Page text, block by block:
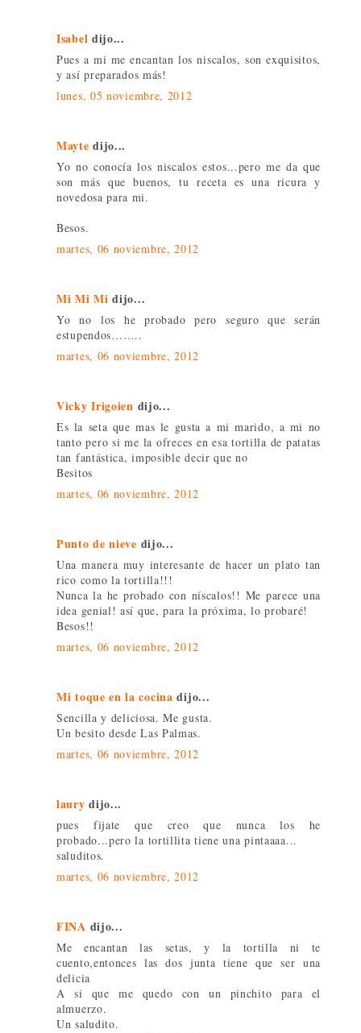
Isabel dijo...
Pues a mi me encantan los niscalos, son exquisitos,
y así preparados más!
lunes, 05 noviembre, 2012
Mayte dijo...
Yo no conocía los niscalos estos...pero me da que
son más que buenos, tu receta es una ricura y
novedosa para mi.
Besos.
martes, 06 noviembre, 2012
Mi Mi Mi dijo...
Yo no los he probado pero seguro que serán
estupendos……..
martes, 06 noviembre, 2012
Vicky Irigoien dijo...
Es la seta que mas le gusta a mi marido, a mi no
tanto pero si me la ofreces en esa tortilla de patatas
tan fantástica, imposible decir que no
Besitos
martes, 06 noviembre, 2012
Punto de nieve dijo...
Una manera muy interesante de hacer un plato tan
rico como la tortilla!!!
Nunca la he probado con níscalos!! Me parece una
idea genial! así que, para la próxima, lo probaré!
Besos!!
martes, 06 noviembre, 2012
Mi toque en la cocina dijo...
Sencilla y deliciosa. Me gusta.
Un besito desde Las Palmas.
martes, 06 noviembre, 2012
laury dijo...
pues fijate que creo que nunca los he
probado...pero la tortillita tiene una pintaaaa...
saluditos.
martes, 06 noviembre, 2012
FINA dijo...
Me encantan las setas, y la tortilla ni te
cuento,entonces las dos junta tiene que ser una
delicia
A si que me quedo con un pinchito para el
almuerzo.
Un saludito.